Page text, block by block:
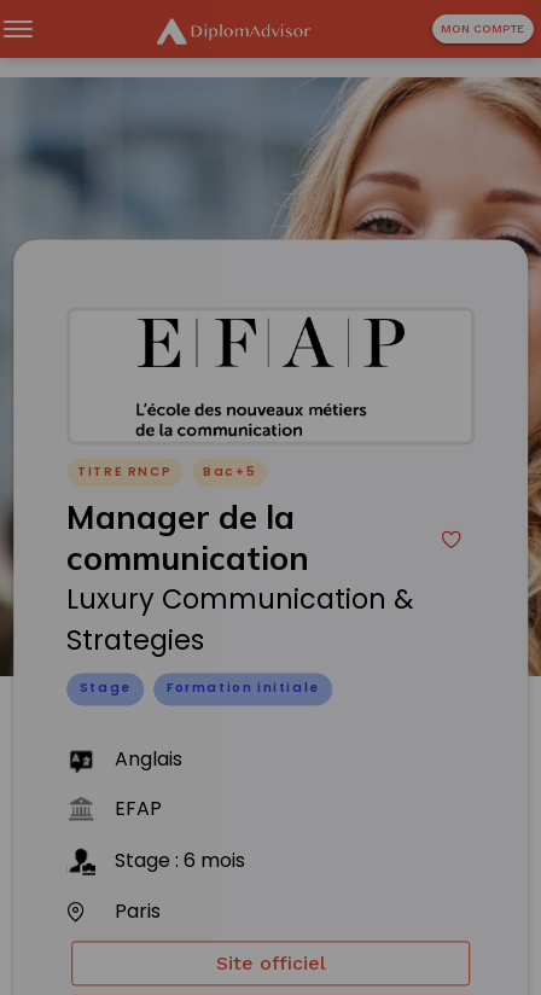
MON COMPTE
TITRE RNCP Bac+5
Manager de la
communication
Luxury Communication &
Strategies
Stage Formation initiale
Anglais
EFAP
Stage :6 mois
Paris
Site officiel